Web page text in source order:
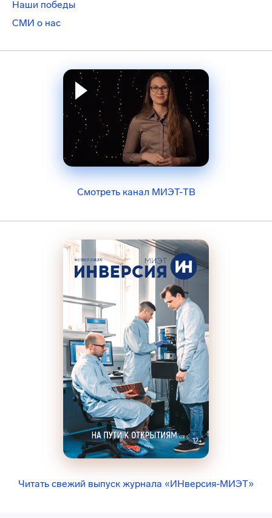
Наши победы
СМИ о нас
Смотреть канал МИЭТ-ТВ
Читать свежий выпуск журнала «ИНверсия-МИЭТ»